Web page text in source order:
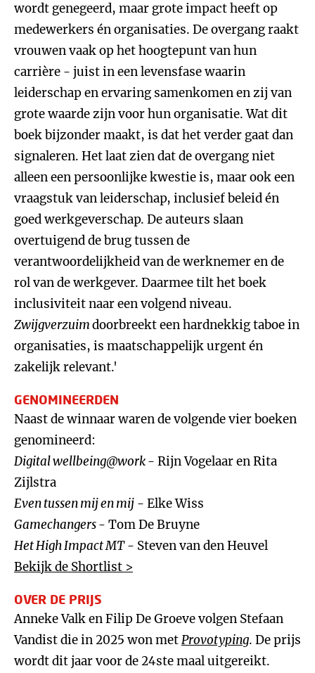
wordt genegeerd, maar grote impact heeft op
medewerkers én organisaties. De overgang raakt
vrouwen vaak op het hoogtepunt van hun
carrière - juist in een levensfase waarin
leiderschap en ervaring samenkomen en zij van
grote waarde zijn voor hun organisatie. Wat dit
boek bijzonder maakt, is dat het verder gaat dan
signaleren. Het laat zien dat de overgang niet
alleen een persoonlijke kwestie is, maar ook een
vraagstuk van leiderschap, inclusief beleid én
goed werkgeverschap. De auteurs slaan
overtuigend de brug tussen de
verantwoordelijkheid van de werknemer en de
rol van de werkgever. Daarmee tilt het boek
inclusiviteit naar een volgend niveau.
Zwijgverzuimdoorbreekt een hardnekkig taboe in
organisaties, is maatschappelijk urgent én
zakelijk relevant.'
GENOMINEERDEN
Naast de winnaar waren de volgende vier boeken
genomineerd:
Digital wellbeing@work- Rijn Vogelaar en Rita
Zijlstra
Even tussen mij en mij - Elke Wiss
Gamechangers- Tom De Bruyne
Het High Impact MT- Steven van den Heuvel
Bekijk de Shortlist >
OVER DE PRIJS
Anneke Valk en Filip De Groeve volgen Stefaan
Vandist die in 2025 won metProvotyping. De prijs
wordt dit jaar voor de 24ste maal uitgereikt.